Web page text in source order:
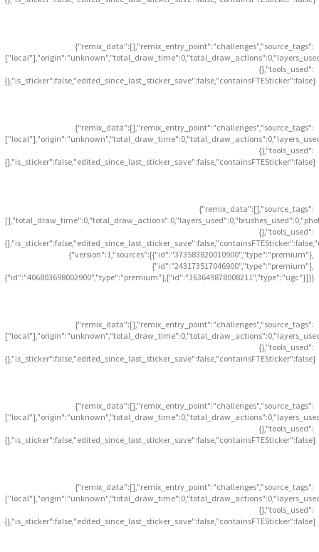
{"remix_data":[],"remix_entry_point":"challenges","source_tags":
{},"tools_used":
{},"is_sticker":false,"edited_since_last_sticker_save":false,"containsFTESticker":false}
{"remix_data":[],"remix_entry_point":"challenges","source_tags":
{},"tools_used":
{},"is_sticker":false,"edited_since_last_sticker_save":false,"containsFTESticker":false}
{"remix_data":[],"source_tags":
{},"tools_used":
{"version":1,"sources":[{"id":"373583820010900","type":"premium"},
{"id":"243173517046900","type":"premium"},
{"id":"406803698002900","type":"premium"},{"id":"363649878008211","type":"ugc"}]}}
{"remix_data":[],"remix_entry_point":"challenges","source_tags":
{},"tools_used":
{},"is_sticker":false,"edited_since_last_sticker_save":false,"containsFTESticker":false}
{"remix_data":[],"remix_entry_point":"challenges","source_tags":
{},"tools_used":
{},"is_sticker":false,"edited_since_last_sticker_save":false,"containsFTESticker":false}
{"remix_data":[],"remix_entry_point":"challenges","source_tags":
{},"tools_used":
{},"is_sticker":false,"edited_since_last_sticker_save":false,"containsFTESticker":false}